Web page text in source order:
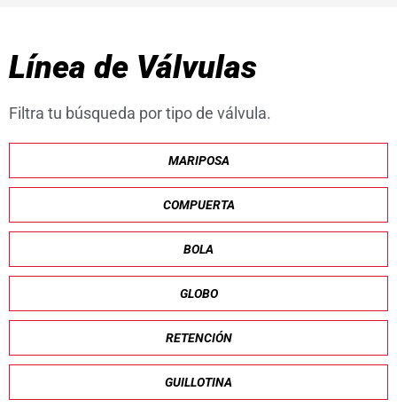
Línea de Válvulas
Filtra tu búsqueda por tipo de válvula.
MARIPOSA
COMPUERTA
BOLA
GLOBO
RETENCIÓN
GUILLOTINA